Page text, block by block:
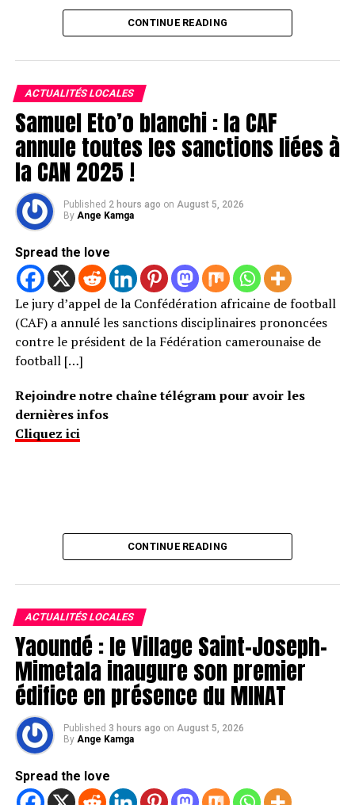
CONTINUE READING
ACTUALITÉS LOCALES
Samuel Eto’o blanchi : la CAF
annule toutes les sanctions liées à
la CAN 2025 !
Published 2 hours ago on August 5, 2026
By Ange Kamga
Spread the love
Le jury d’appel de la Confédération africaine de football
(CAF) a annulé les sanctions disciplinaires prononcées
contre le président de la Fédération camerounaise de
football […]
Rejoindre notre chaîne télégram pour avoir les
dernières infos
Cliquez ici
CONTINUE READING
ACTUALITÉS LOCALES
Yaoundé : le Village Saint-Joseph-
Mimetala inaugure son premier
édifice en présence du MINAT
Published 3 hours ago on August 5, 2026
By Ange Kamga
Spread the love